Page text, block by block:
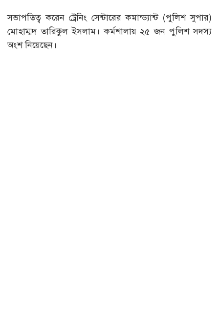
সভাপতিত্ব করেন ট্রেনিং সেন্টারের কমান্ড্যান্ট (পুলিশ সুপার)
মোহাম্মদ তারিকুল ইসলাম। কর্মশালায় ২৫ জন পুলিশ সদস্য
অংশ নিয়েছেন।